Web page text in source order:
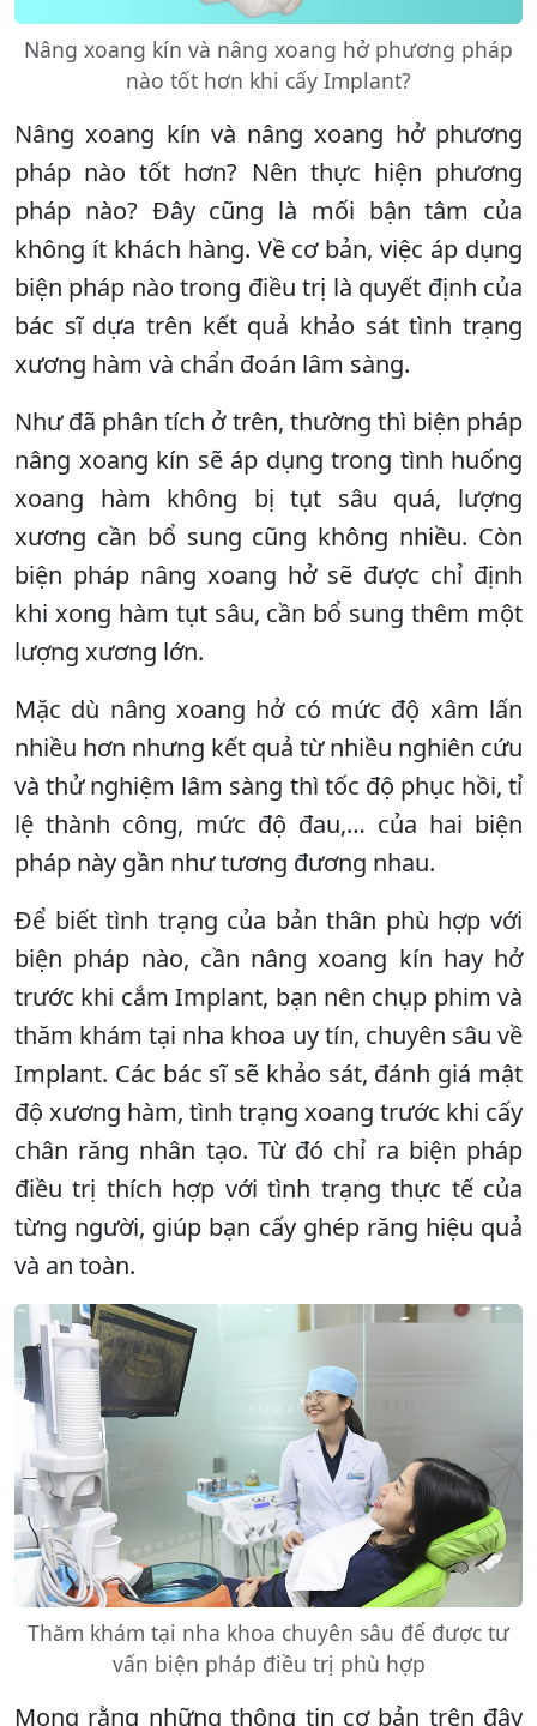
Nâng xoang kín và nâng xoang hở phương pháp
nào tốt hơn khi cấy Implant?
Nâng xoang kín và nâng xoang hở phương
pháp nào tốt hơn? Nên thực hiện phương
pháp nào? Đây cũng là mối bận tâm của
không ít khách hàng. Về cơ bản, việc áp dụng
biện pháp nào trong điều trị là quyết định của
bác sĩ dựa trên kết quả khảo sát tình trạng
xương hàm và chẩn đoán lâm sàng.
Như đã phân tích ở trên, thường thì biện pháp
nâng xoang kín sẽ áp dụng trong tình huống
xoang hàm không bị tụt sâu quá, lượng
xương cần bổ sung cũng không nhiều. Còn
biện pháp nâng xoang hở sẽ được chỉ định
khi xong hàm tụt sâu, cần bổ sung thêm một
lượng xương lớn.
Mặc dù nâng xoang hở có mức độ xâm lấn
nhiều hơn nhưng kết quả từ nhiều nghiên cứu
và thử nghiệm lâm sàng thì tốc độ phục hồi, tỉ
lệ thành công, mức độ đau,… của hai biện
pháp này gần như tương đương nhau.
Để biết tình trạng của bản thân phù hợp với
biện pháp nào, cần nâng xoang kín hay hở
trước khi cắm Implant, bạn nên chụp phim và
thăm khám tại nha khoa uy tín, chuyên sâu về
Implant. Các bác sĩ sẽ khảo sát, đánh giá mật
độ xương hàm, tình trạng xoang trước khi cấy
chân răng nhân tạo. Từ đó chỉ ra biện pháp
điều trị thích hợp với tình trạng thực tế của
từng người, giúp bạn cấy ghép răng hiệu quả
và an toàn.
Thăm khám tại nha khoa chuyên sâu để được tư
vấn biện pháp điều trị phù hợp
Mong rằng những thông tin cơ bản trên đây